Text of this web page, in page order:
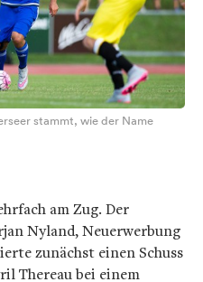
stammt, wie der Name
am Zug. Der
Nyland, Neuerwerbung
zunächst einen Schuss
Thereau bei einem